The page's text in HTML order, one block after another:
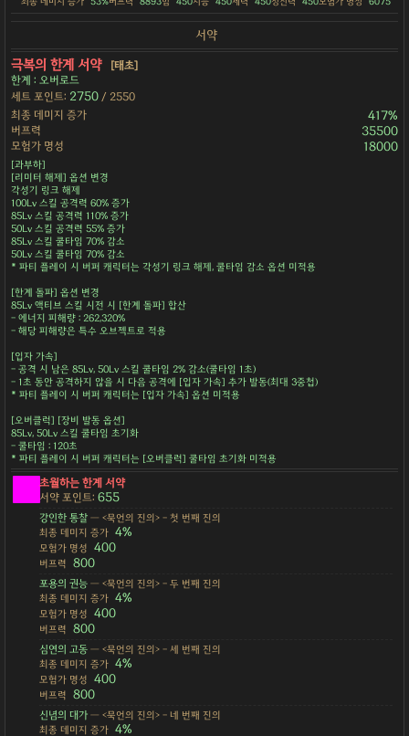
서약
극복의 한계 서약
[태초]
한계 : 오버로드
세트 포인트: 2750 / 2550
최종 데미지 증가
417%
버프력 35500
모험가 명성 18000
[과부하]
[리미터 해제] 옵션 변경
각성기 링크 해제
100Lv 스킬 공격력 60% 증가
85Lv 스킬 공격력 110% 증가
50Lv 스킬 공격력 55% 증가
85Lv 스킬 쿨타임 70% 감소
50Lv 스킬 쿨타임 70% 감소
* 파티 플레이 시 버퍼 캐릭터는 각성기 링크 해제, 쿨타임 감소 옵션 미적용
[한계 돌파] 옵션 변경
85Lv 액티브 스킬 시전 시 [한계 돌파] 합산
- 에너지 피해량 : 262,320%
- 해당 피해량은 특수 오브젝트로 적용
[입자 가속]
- 공격 시 남은 85Lv, 50Lv 스킬 쿨타임 2% 감소(쿨타임 1초)
- 1초 동안 공격하지 않을 시 다음 공격에 [입자 가속] 추가 발동(최대 3중첩)
* 파티 플레이 시 버퍼 캐릭터는 [입자 가속] 옵션 미적용
[오버클럭] [장비 발동 옵션]
85Lv, 50Lv 스킬 쿨타임 초기화
- 쿨타임 : 120초
* 파티 플레이 시 버퍼 캐릭터는 [오버클럭] 쿨타임 초기화 미적용
초월하는 한계 서약
서약 포인트:655
강인한 통찰— <묵언의 진의> - 첫 번째 진의
최종 데미지 증가 4%
모험가 명성 400
버프력 800
포용의 권능— <묵언의 진의> - 두 번째 진의
최종 데미지 증가 4%
모험가 명성 400
버프력 800
심연의 고동— <묵언의 진의> - 세 번째 진의
최종 데미지 증가 4%
모험가 명성 400
버프력 800
신념의 대가— <묵언의 진의> - 네 번째 진의
최종 데미지 증가 4%